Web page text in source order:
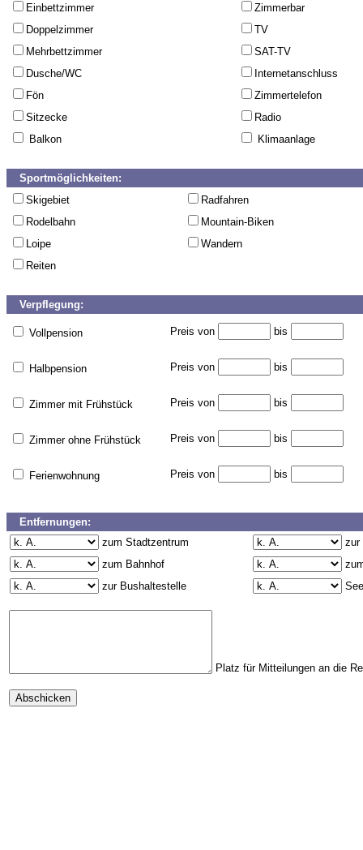
Einbettzimmer
Zimmerbar
Doppelzimmer
TV
Mehrbettzimmer
SAT-TV
Dusche/WC
Internetanschluss
Fön
Zimmertelefon
Sitzecke
Radio
Balkon
Klimaanlage
Sportmöglichkeiten:
Skigebiet
Radfahren
Rodelbahn
Mountain-Biken
Loipe
Wandern
Reiten
Verpflegung:
Vollpension Preis von bis
Halbpension Preis von bis
Zimmer mit Frühstück Preis von bis
Zimmer ohne Frühstück Preis von bis
Ferienwohnung Preis von bis
Entfernungen:
zum Stadtzentrum
zur
zum Bahnhof
zur Bushaltestelle
See
Platz für Mitteilungen an die